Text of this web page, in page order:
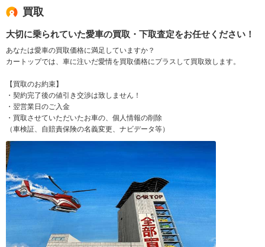
買取
大切に乗られていた愛車の買取・下取査定をお任せください！
あなたは愛車の買取価格に満足していますか？
カートップでは、車に注いだ愛情を買取価格にプラスして買取致します。
【買取のお約束】
・契約完了後の値引き交渉は致しません！
・翌営業日のご入金
・買取させていただいたお車の、個人情報の削除
（車検証、自賠責保険の名義変更、ナビデータ等）